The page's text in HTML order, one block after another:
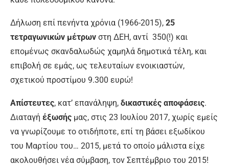
Δήλωση επί πενήντα χρόνια (1966-2015), 25
τετραγωνικών μέτρων στη ΔΕΗ, αντί 350(!) και
επομένως σκανδαλωδώς χαμηλά δημοτικά τέλη, και
επιβολή σε εμάς, ως τελευταίων ενοικιαστών,
σχετικού προστίμου 9.300 ευρώ!
Απίστευτες, κατ’ επανάληψη, δικαστικές αποφάσεις.
Διαταγή έξωσής μας, στις 23 Ιουλίου 2017, χωρίς εμείς
να γνωρίζουμε το οτιδήποτε, επί τη βάσει εξωδίκου
του Μαρτίου του… 2015, μετά το οποίο μάλιστα είχε
ακολουθήσει νέα σύμβαση, τον Σεπτέμβριο του 2015!